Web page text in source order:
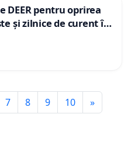
DEER pentru oprirea
și zilnice de curent în
7 8 9 10 »